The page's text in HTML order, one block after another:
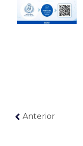
Anterior